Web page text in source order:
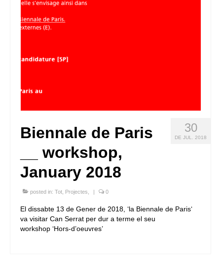
Contacte
30
DE JUL. 2018
Biennale de Paris
__ workshop,
January 2018
posted in: Tot Projectes | 0
El dissabte 13 de Gener de 2018, ‘la Biennale de Paris‘
va visitar Can Serrat per dur a terme el seu
workshop ‘Hors-d’oeuvres’